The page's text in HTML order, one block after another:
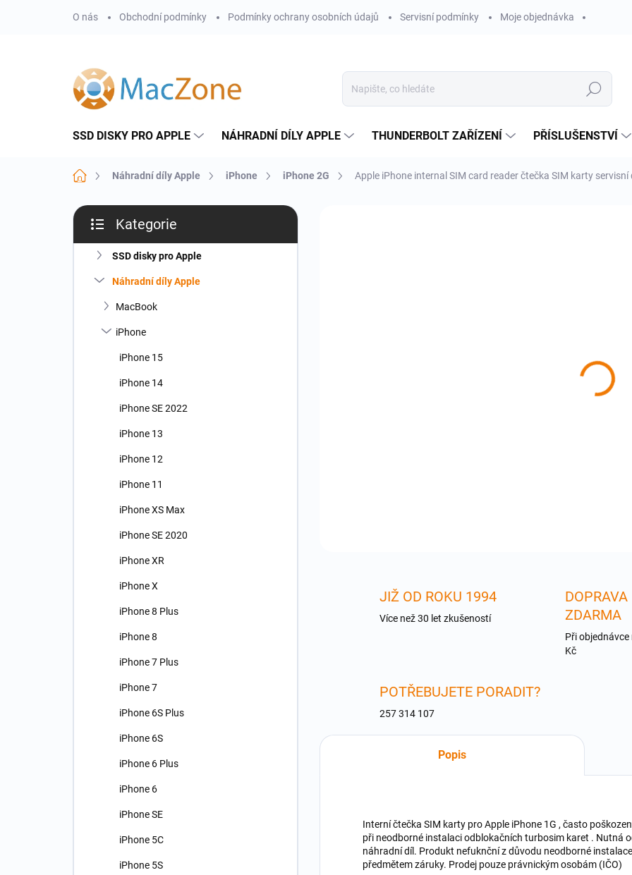
O nás Obchodní podmínky Podmínky ochrany osobních údajů Servisní podmínky Moje objednávka
Hledat
SSD DISKY PRO APPLE NÁHRADNÍ DÍLY APPLE THUNDERBOLT ZAŘÍZENÍ PŘÍSLUŠENSTVÍ
Domů Náhradní díly Apple iPhone iPhone 2G Apple iPhone internal SIM card reader čtečka SIM karty servisní
P
s
kategorie
Kategorie
SSD disky pro Apple
Náhradní díly Apple
MacBook
iPhone
iPhone 15
iPhone 14
iPhone SE 2022
iPhone 13
iPhone 12
iPhone 11
iPhone XS Max
iPhone SE 2020
iPhone XR
iPhone X
iPhone 8 Plus
iPhone 8
iPhone 7 Plus
iPhone 7
iPhone 6S Plus
iPhone 6S
iPhone 6 Plus
iPhone 6
iPhone SE
iPhone 5C
iPhone 5S
JIŽ OD ROKU 1994
Více než 30 let zkušeností
DOPRAVA
ZDARMA
Při objednávce
Kč
POTŘEBUJETE PORADIT?
257 314 107
Popis
Interní čtečka SIM karty pro Apple iPhone 1G , často
při neodborné instalaci odblokačních turbosim karet . Nutná
náhradní díl. Produkt nefuknční z důvodu neodborné
předmětem záruky. Prodej pouze právnickým osobám (IČO)